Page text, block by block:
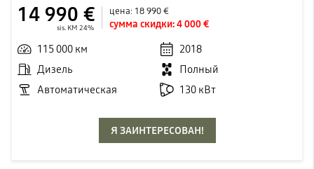
14 990 €
sis. KM 24%
цена: 18 990 €
сумма скидки:4 000 €
115 000 км
2018
Дизель
Полный
Автоматическая
130 кВт
Я ЗАИНТЕРЕСОВАН!